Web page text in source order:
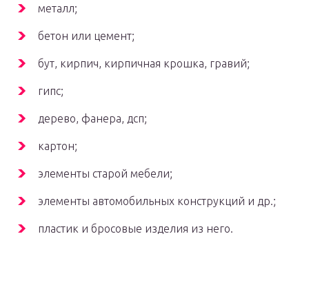
металл;
бетон или цемент;
бут, кирпич, кирпичная крошка, гравий;
гипс;
дерево, фанера, дсп;
картон;
элементы старой мебели;
элементы автомобильных конструкций и др.;
пластик и бросовые изделия из него.